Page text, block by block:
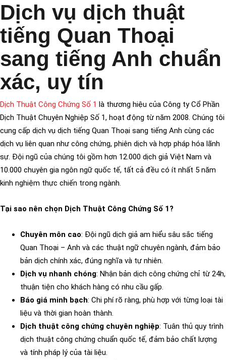
Dịch vụ dịch thuật
tiếng Quan Thoại
sang tiếng Anh chuẩn
xác, uy tín
Dịch Thuật Công Chứng Số 1 là thương hiệu của Công ty Cổ Phần
Dịch Thuật Chuyên Nghiệp Số 1, hoạt động từ năm 2008. Chúng tôi
cung cấp dịch vụ dịch tiếng Quan Thoại sang tiếng Anh cùng các
dịch vụ liên quan như công chứng, phiên dịch và hợp pháp hóa lãnh
sự. Đội ngũ của chúng tôi gồm hơn 12.000 dịch giả Việt Nam và
10.000 chuyên gia ngôn ngữ quốc tế, tất cả đều có ít nhất 5 năm
kinh nghiệm thực chiến trong ngành.
Tại sao nên chọn Dịch Thuật Công Chứng Số 1?
Chuyên môn cao: Đội ngũ dịch giả am hiểu sâu sắc tiếng
Quan Thoại – Anh và các thuật ngữ chuyên ngành, đảm bảo
bản dịch chính xác, đúng nghĩa và tự nhiên.
Dịch vụ nhanh chóng: Nhận bản dịch công chứng chỉ từ 24h,
thuận tiện cho khách hàng có nhu cầu gấp.
Báo giá minh bạch: Chi phí rõ ràng, phù hợp với từng loại tài
liệu và thời gian hoàn thành.
Dịch thuật công chứng chuyên nghiệp: Tuân thủ quy trình
dịch thuật công chứng chuẩn quốc tế, đảm bảo chất lượng
và tính pháp lý của tài liệu.